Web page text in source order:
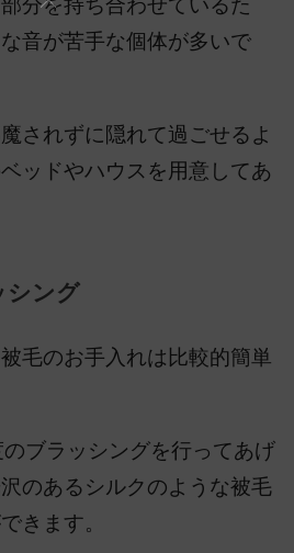
分を持ち合わせているた
音が苦手な個体が多いで
されずに隠れて過ごせるよ
ッドやハウスを用意してあ
シング
毛のお手入れは比較的簡単
ブラッシングを行ってあげ
のあるシルクのような被毛
きます。